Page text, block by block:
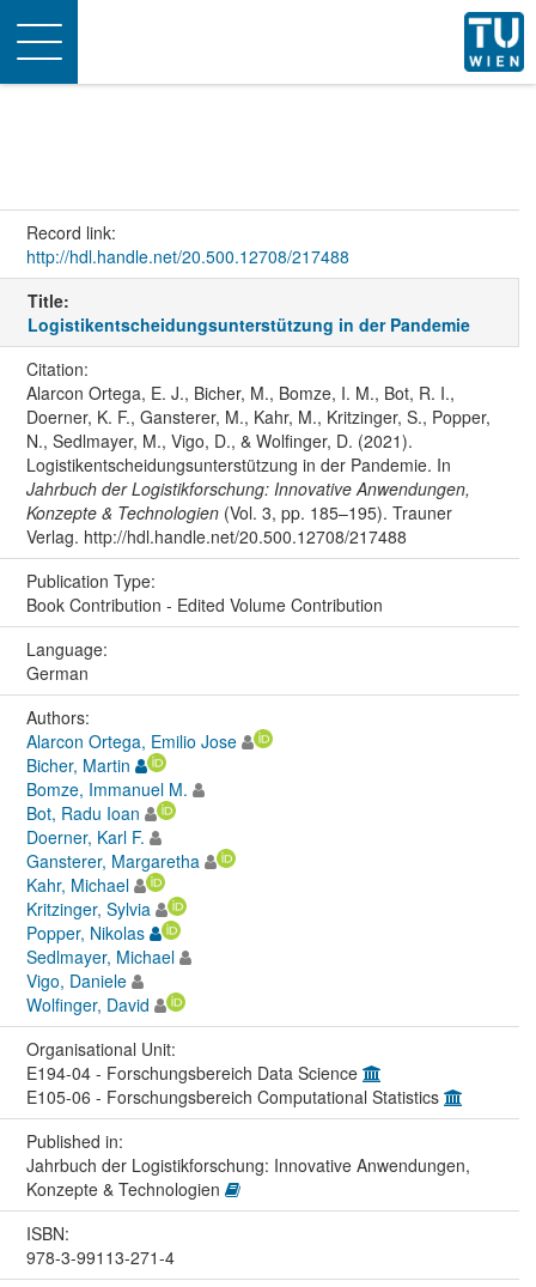
Toggle
navigation
Record link:
http://hdl.handle.net/20.500.12708/217488
Title:
Logistikentscheidungsunterstützung in der Pandemie
Citation:
Alarcon Ortega, E. J., Bicher, M., Bomze, I. M., Bot, R. I.,
Doerner, K. F., Gansterer, M., Kahr, M., Kritzinger, S., Popper,
N., Sedlmayer, M., Vigo, D., & Wolfinger, D. (2021).
Logistikentscheidungsunterstützung in der Pandemie. In
Jahrbuch der Logistikforschung: Innovative Anwendungen,
Konzepte & Technologien(Vol. 3, pp. 185–195). Trauner
Verlag. http://hdl.handle.net/20.500.12708/217488
Publication Type:
Book Contribution - Edited Volume Contribution
Language:
German
Authors:
Alarcon Ortega, Emilio Jose
Bicher, Martin
Bomze, Immanuel M.
Bot, Radu Ioan
Doerner, Karl F.
Gansterer, Margaretha
Kahr, Michael
Kritzinger, Sylvia
Popper, Nikolas
Sedlmayer, Michael
Vigo, Daniele
Wolfinger, David
Organisational Unit:
E194-04 - Forschungsbereich Data Science
E105-06 - Forschungsbereich Computational Statistics
Published in:
Jahrbuch der Logistikforschung: Innovative Anwendungen,
Konzepte & Technologien
ISBN:
978-3-99113-271-4